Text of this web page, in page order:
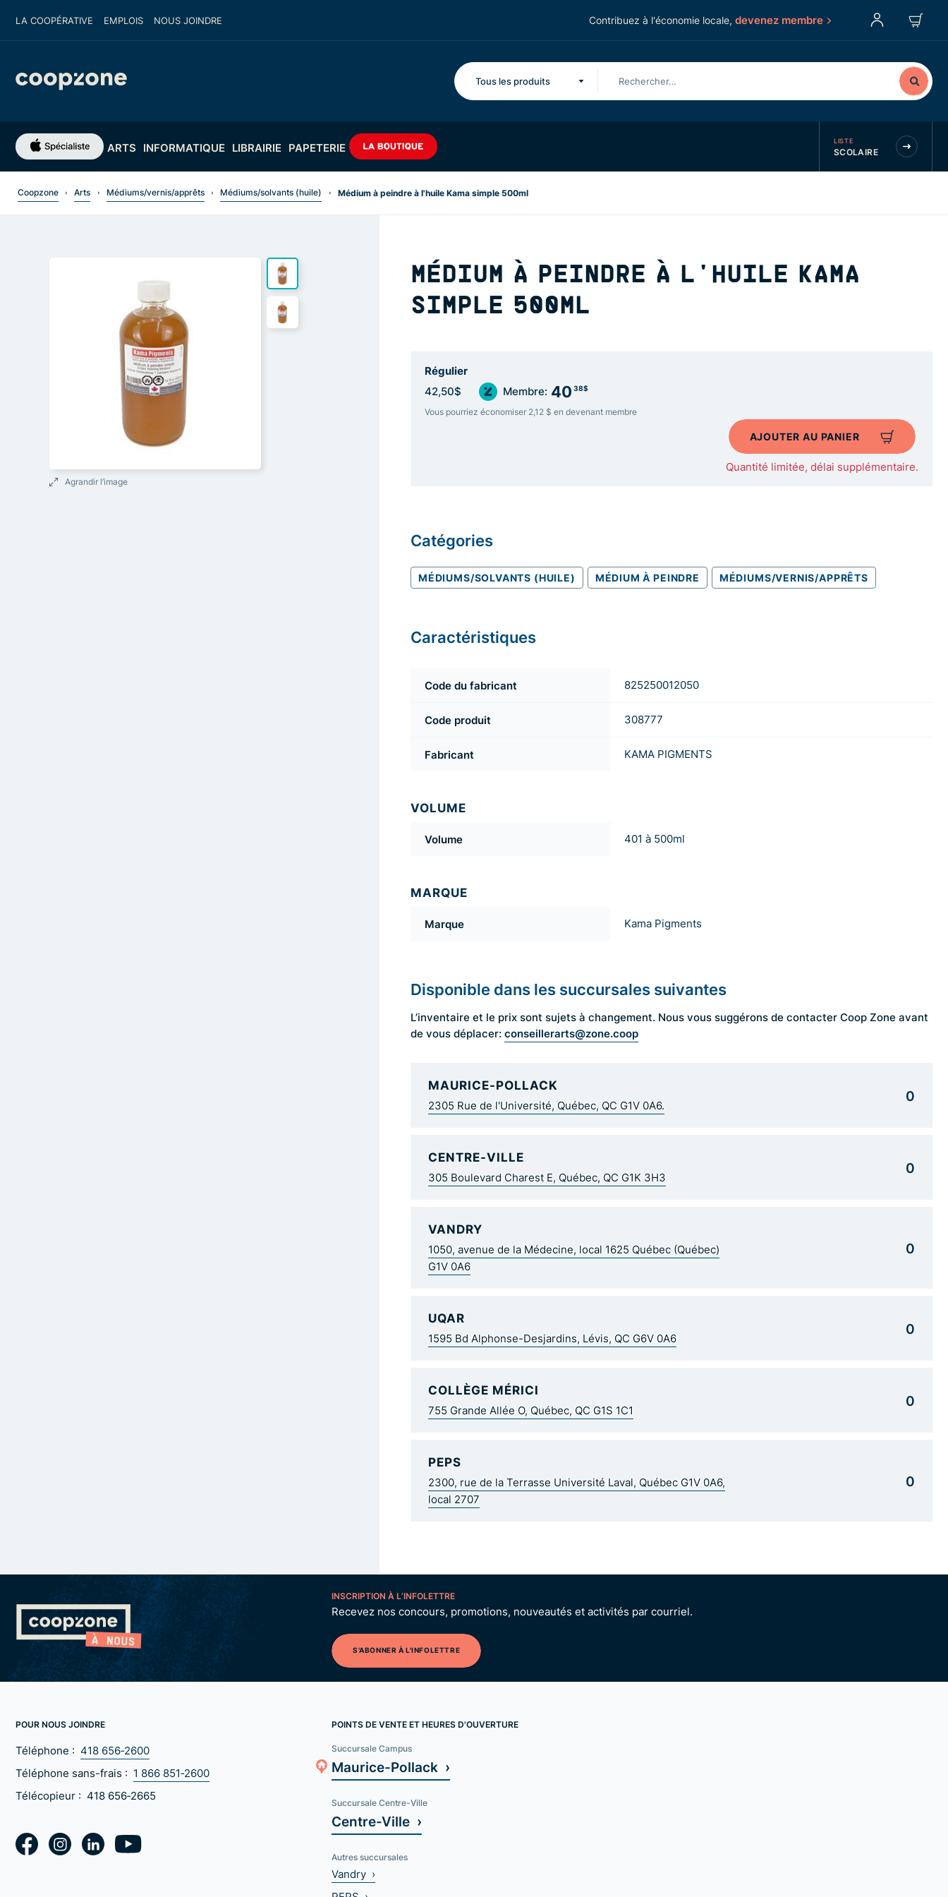
LA COOPÉRATIVE EMPLOIS NOUS JOINDRE Contribuez à l'économie locale, devenez membre
Tous les produits
ARTS INFORMATIQUE LIBRAIRIE PAPETERIE LISTE
SCOLAIRE
Coopzone Arts Médiums/vernis/apprêts Médiums/solvants (huile) Médium à peindre à l'huile Kama simple 500ml
Agrandir l’image
MÉDIUM À PEINDRE À L'HUILE KAMA
SIMPLE 500ML
Régulier
42,50$ Membre: 40 38$
Vous pourriez économiser 2,12 $ en devenant membre
AJOUTER AU PANIER
Quantité limitée, délai supplémentaire.
Catégories
MÉDIUMS/SOLVANTS (HUILE) MÉDIUM À PEINDRE MÉDIUMS/VERNIS/APPRÊTS
Caractéristiques
Code du fabricant 825250012050
Code produit 308777
Fabricant KAMA PIGMENTS
VOLUME
Volume 401 à 500ml
MARQUE
Marque Kama Pigments
Disponible dans les succursales suivantes
L’inventaire et le prix sont sujets à changement. Nous vous suggérons de contacter Coop Zone avant
de vous déplacer: conseillerarts@zone.coop
MAURICE-POLLACK
2305 Rue de l'Université, Québec, QC G1V 0A6.
0
CENTRE-VILLE
305 Boulevard Charest E, Québec, QC G1K 3H3
0
VANDRY
1050, avenue de la Médecine, local 1625 Québec (Québec)
G1V 0A6
0
UQAR
1595 Bd Alphonse-Desjardins, Lévis, QC G6V 0A6
0
COLLÈGE MÉRICI
755 Grande Allée O, Québec, QC G1S 1C1
0
PEPS
2300, rue de la Terrasse Université Laval, Québec G1V 0A6,
local 2707
0
INSCRIPTION À L’INFOLETTRE
Recevez nos concours, promotions, nouveautés et activités par courriel.
S'ABONNER À L'INFOLETTRE
POUR NOUS JOINDRE
Téléphone : 418 656‑2600
Téléphone sans-frais : 1 866 851‑2600
Télécopieur : 418 656‑2665
POINTS DE VENTE ET HEURES D'OUVERTURE
Succursale Campus
Maurice-Pollack ›
Succursale Centre-Ville
Centre-Ville ›
Autres succursales
Vandry ›